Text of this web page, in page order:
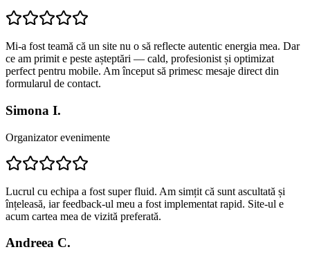
Mi-a fost teamă că un site nu o să reflecte autentic energia mea. Dar
ce am primit e peste așteptări — cald, profesionist și optimizat
perfect pentru mobile. Am început să primesc mesaje direct din
formularul de contact.
Simona I.
Organizator evenimente
Lucrul cu echipa a fost super fluid. Am simțit că sunt ascultată și
înțeleasă, iar feedback-ul meu a fost implementat rapid. Site-ul e
acum cartea mea de vizită preferată.
Andreea C.